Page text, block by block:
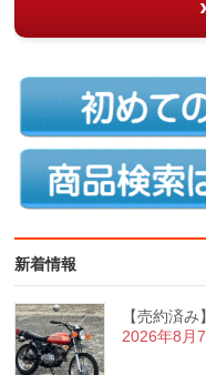
新着情報
【売約済
2026年8月